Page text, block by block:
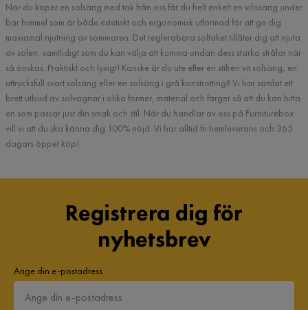
När du köper en solsäng med tak från oss får du helt enkelt en vilosäng under
bar himmel som är både estetiskt och ergonomisk utformad för att ge dig
maxiamal njutning av sommaren. Det reglerabara soltaket tillåter dig att njuta
av solen, samtlidigt som du kan välja att komma undan dess starka strålar när
så önskas. Praktiskt och lyxigt! Kanske är du ute efter en stilren vit solsäng, en
uttrycksfull svart solsäng eller en solsäng i grå konstrotting? Vi har samlat ett
brett utbud av solvagnar i olika former, material och färger så att du kan hitta
en som passar just din smak och stil. När du handlar av oss på Furniturebox
vill vi att du ska känna dig 100% nöjd. Vi har alltid fri hemleverans och 365
dagars öppet köp!
Registrera dig för
nyhetsbrev
Ange din e-postadress